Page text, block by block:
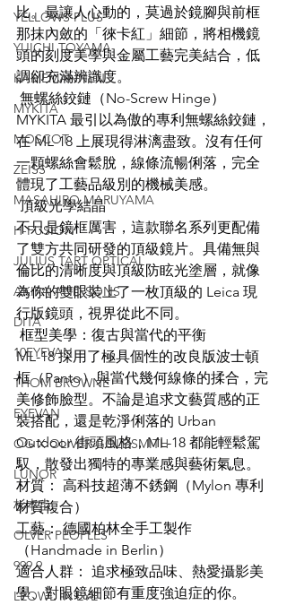
YELLOWS PLUS
YUICHI TOYAMA
KAMEMANNEN
MYKITA
MOSCOT
ZEISS
MASAHIRO MARUYAMA
H-FUSION
JULIUS TART OPTICAL
AKIRA AND SONS
DITA
10EYEVAN
THOM BROWNE
EYEVAN
OG X OLIVER GOLDSMITH
LUNOR
杉本圭
OLVER PEOPLES
999.9
LEOWL IN EYE
比。最讓人心動的，莫過於鏡腳與前框
那抹內斂的「徠卡紅」細節，將相機鏡
頭的刻度美學與金屬工藝完美結合，低
調卻充滿辨識度。
無螺絲鉸鏈（No-Screw Hinge）
MYKITA 最引以為傲的專利無螺絲鉸鏈，
在 ML-18 上展現得淋漓盡致。沒有任何
一顆螺絲會鬆脫，線條流暢俐落，完全
體現了工藝品級別的機械美感。
頂級光學結晶
不只是鏡框厲害，這款聯名系列更配備
了雙方共同研發的頂級鏡片。具備無與
倫比的清晰度與頂級防眩光塗層，就像
為你的雙眼裝上了一枚頂級的 Leica 現
行版鏡頭，視界從此不同。
框型美學：復古與當代的平衡
ML-18 採用了極具個性的改良版波士頓
框（Panto）與當代幾何線條的揉合，完
美修飾臉型。不論是追求文藝質感的正
裝搭配，還是乾淨俐落的 Urban
Outdoor 街頭風格，ML-18 都能輕鬆駕
馭，散發出獨特的專業感與藝術氣息。
材質： 高科技超薄不銹鋼（Mylon 專利
材質複合）
工藝： 德國柏林全手工製作
（Handmade in Berlin）
適合人群： 追求極致品味、熱愛攝影美
學、對眼鏡細節有重度強迫症的你。